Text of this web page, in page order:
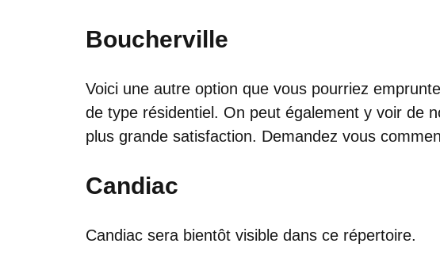
Boucherville
Voici une autre option que vous pourriez
de type résidentiel. On peut également y voir de
plus grande satisfaction. Demandez vous
Candiac
Candiac sera bientôt visible dans ce répertoire.